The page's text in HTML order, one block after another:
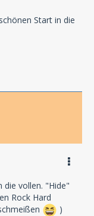
Start in die
die vollen. "Hide"
Rock Hard
)